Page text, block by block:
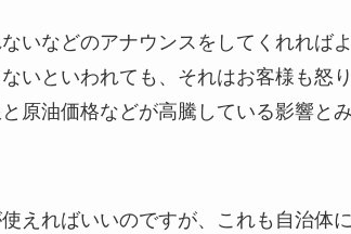
いなどのアナウンスをしてくれればよ
いといわれても、それはお客様も怒り
原油価格などが高騰している影響とみ
えればいいのですが、これも自治体に